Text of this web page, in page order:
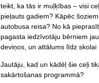
teikt, ka tās ir muļķības – visi
pieļauts gadiem? Kāpēc
autobusa reisa? No kā
pagasta iedzīvotāju bērniem
deviņos, un attālums līdz
Jautāju, kad un kādēļ šie ceļi
sakārtošanas programmā?